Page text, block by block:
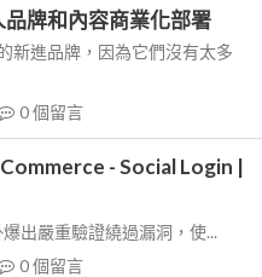
牌和內容商業化部署
新進品牌，因為它們沒有太多
0個留言
- Social Login |
出嚴重驗證繞過漏洞，使...
0個留言